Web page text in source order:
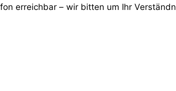
erreichbar – wir bitten um Ihr